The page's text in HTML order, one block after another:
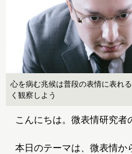
心を病む兆候は普段の表情に表れ
く観察しよう
こんにちは。微表情研究者
本日のテーマは、微表情か